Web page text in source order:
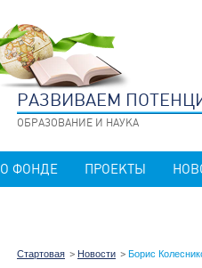
РАЗВИВАЕМ
ОБРАЗОВАНИЕ И НАУКА
О ФОНДЕ ПРОЕКТЫ
Стартовая Новости Борис